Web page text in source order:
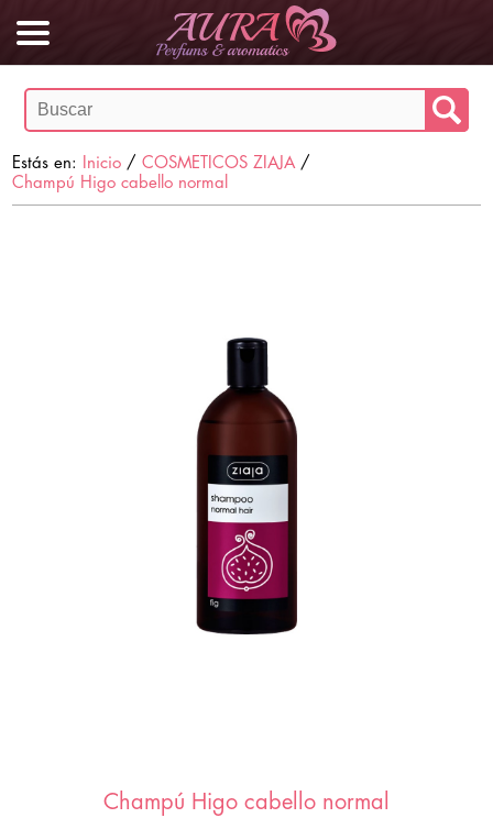
Estás en: Inicio /COSMETICOS ZIAJA /
Champú Higo cabello normal
Champú Higo cabello normal